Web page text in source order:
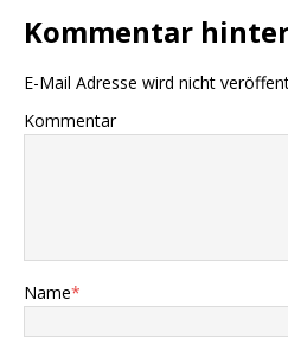
Kommentar
E-Mail Adresse wird nicht
Kommentar
Name*